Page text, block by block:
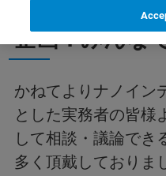
第三回 微小
企画：みんな
かねてよりナノイン
とした実務者の皆様
して相談・議論でき
多く頂戴しておりま